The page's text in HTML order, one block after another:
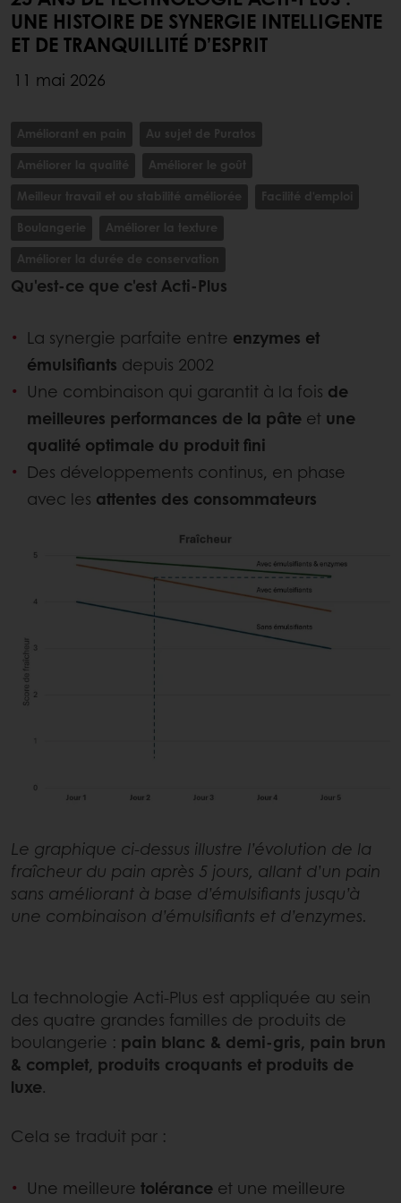
UNE HISTOIRE DE SYNERGIE INTELLIGENTE
ET DE TRANQUILLITÉ D’ESPRIT
11 mai 2026
Améliorant en pain
Au sujet de Puratos
Améliorer la qualité
Améliorer le goût
Meilleur travail et ou stabilité améliorée
Facilité d'emploi
Boulangerie
Améliorer la texture
Améliorer la durée de conservation
Qu'est-ce que c'est Acti-Plus
La synergie parfaite entre enzymes et
émulsifiants depuis 2002
Une combinaison qui garantit à la fois de
meilleures performances de la pâte et une
qualité optimale du produit fini
Des développements continus, en phase
avec les attentes des consommateurs
Le graphique ci‑dessus illustre l’évolution de la
fraîcheur du pain après 5 jours, allant d’un pain
sans améliorant à base d’émulsifiants jusqu’à
une combinaison d’émulsifiants et d’enzymes.
La technologie Acti‑Plus est appliquée au sein
des quatre grandes familles de produits de
boulangerie : pain blanc & demi-gris, pain brun
& complet, produits croquants et produits de
luxe.
Cela se traduit par :
Une meilleure tolérance et une meilleure